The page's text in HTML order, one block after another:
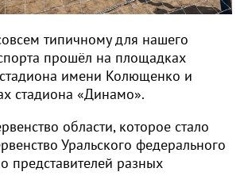
типичному для нашего
прошёл на площадках
имени Колющенко и
стадиона «Динамо».
области, которое стало
Уральского федерального
представителей разных